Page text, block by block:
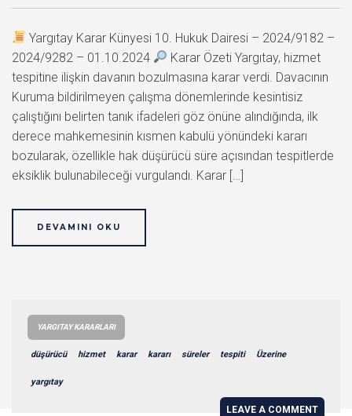
Yargıtay Karar Künyesi 10. Hukuk Dairesi – 2024/9182 –
2024/9282 – 01.10.2024
Karar Özeti Yargıtay, hizmet
tespitine ilişkin davanın bozulmasına karar verdi. Davacının
Kuruma bildirilmeyen çalışma dönemlerinde kesintisiz
çalıştığını belirten tanık ifadeleri göz önüne alındığında, ilk
derece mahkemesinin kısmen kabulü yönündeki kararı
bozularak, özellikle hak düşürücü süre açısından tespitlerde
eksiklik bulunabileceği vurgulandı. Karar […]
DEVAMINI OKU
YARGITAY KARARLARI
düşürücü hizmet karar kararı süreler tespiti Üzerine
yargıtay
LEAVE A COMMENT